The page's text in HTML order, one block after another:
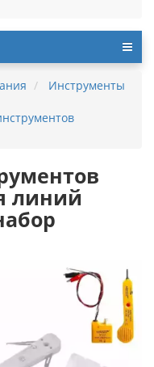
Инструменты
линий